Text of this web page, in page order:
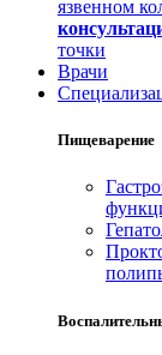
язвенном
точки
Врачи
Пищеварение